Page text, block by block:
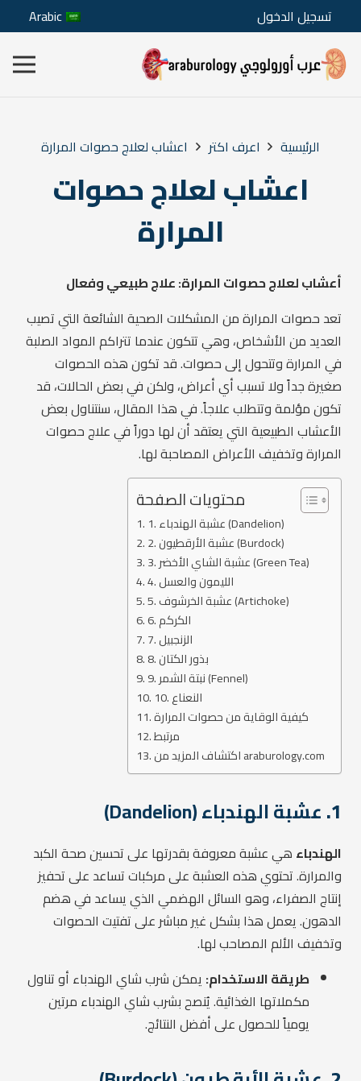
تسجيل الدخول Arabic
الرئيسية اعرف اكتر اعشاب لعلاج حصوات المرارة
اعشاب لعلاج حصوات
المرارة
أعشاب لعلاج حصوات المرارة: علاج طبيعي وفعال
تعد حصوات المرارة من المشكلات الصحية الشائعة التي تصيب
العديد من الأشخاص، وهي تتكون عندما تتراكم المواد الصلبة
في المرارة وتتحول إلى حصوات. قد تكون هذه الحصوات
صغيرة جداً ولا تسبب أي أعراض، ولكن في بعض الحالات، قد
تكون مؤلمة وتتطلب علاجاً. في هذا المقال، سنتناول بعض
الأعشاب الطبيعية التي يعتقد أن لها دوراً في علاج حصوات
المرارة وتخفيف الأعراض المصاحبة لها.
محتويات الصفحة
1. عشبة الهندباء (Dandelion)
2. عشبة الأرقطيون (Burdock)
3. عشبة الشاي الأخضر (Green Tea)
4. الليمون والعسل
5. عشبة الخرشوف (Artichoke)
6. الكركم
7. الزنجبيل
8. بذور الكتان
9. نبتة الشمر (Fennel)
10. النعناع
كيفية الوقاية من حصوات المرارة
مرتبط
اكتشاف المزيد من araburology.com
1. عشبة الهندباء (Dandelion)
الهندباء هي عشبة معروفة بقدرتها على تحسين صحة الكبد
والمرارة. تحتوي هذه العشبة على مركبات تساعد على تحفيز
إنتاج الصفراء، وهو السائل الهضمي الذي يساعد في هضم
الدهون. يعمل هذا بشكل غير مباشر على تفتيت الحصوات
وتخفيف الألم المصاحب لها.
طريقة الاستخدام: يمكن شرب شاي الهندباء أو تناول
مكملاتها الغذائية. يُنصح بشرب شاي الهندباء مرتين
يومياً للحصول على أفضل النتائج.